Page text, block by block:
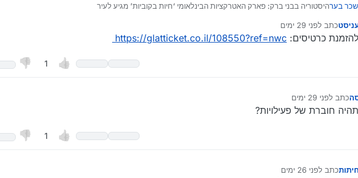
בערהיסטוריה בבני ברק: פארק האטרקציות הבינלאומי ‘חיות בקוביות’ מגיע לעיר
חוויה אדירה לכל המשפחה: “חיות בקוביות” - פארק קוביות ברמה בינלאומית שנבנה על ידי אמן לגו -
לבני ברק | למעלה מ-2,000,000 קוביות ו-50 מיצגי ענק מרהיבים ממתינים לתושבי בני ברק במתחם ענק
וממוזג שמתפרש על פני 4,000 מ"ר | כל הפרטים על הבשורה הקיצית המרעננת של בני ברק
בשורה היסטורית וחווייתית במיוחד לתושבי בני ברק: לקראת ימי בין הזמנים, השבוע החלו עבודות ההקמה
הנרחבות של פארק החוויות הבינלאומי והייחודי “חיות בקוביות”, שיפתח את שעריו למשך כחודשיים שלמים
עבור ההורים והילדים כאחד.
מיצגי הענק בפארק הינם בהרכבתו של דאנקן טיטמארש, האמן הבריטי של בניה בלגו (לשעבר) ושיאן גינס
כתב לפני 29 ימים
נערך לאחרונה על ידי השטייגעניסט
כרטיסים: https://glatticket.co.il/108550?ref=nwc
1
כתב לפני 29 ימים
נערך לאחרונה על ידי
חוברת של פעילויות?
1
כתב לפני 26 ימים
נערך לאחרונה על ידי סוף לשחיתות